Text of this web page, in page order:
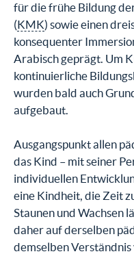
für die frühe Bildung
(KMK) sowie einen
konsequenter
Arabisch geprägt. Um
kontinuierliche
wurden bald auch
aufgebaut.
Ausgangspunkt allen
das Kind – mit seiner
individuellen
eine Kindheit, die Zeit
Staunen und Wachsen
daher auf derselben
demselben